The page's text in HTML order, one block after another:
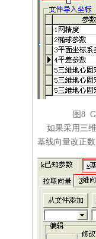
图8 GSP软
如果采用三维
基线向量改正